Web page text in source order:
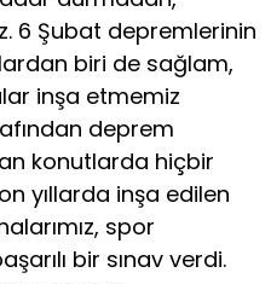
6 Şubat depremlerinin
biri de sağlam,
inşa etmemiz
deprem
konutlarda hiçbir
yıllarda inşa edilen
spor
bir sınav verdi.